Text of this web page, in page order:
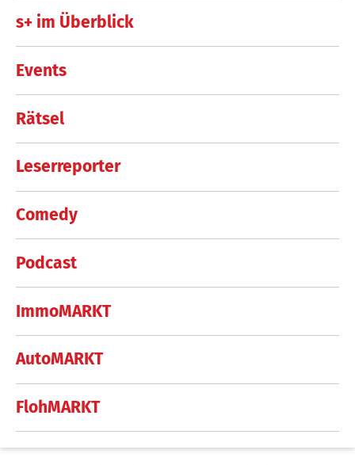
s+ im Überblick
Events
Rätsel
Leserreporter
Comedy
Podcast
ImmoMARKT
AutoMARKT
FlohMARKT